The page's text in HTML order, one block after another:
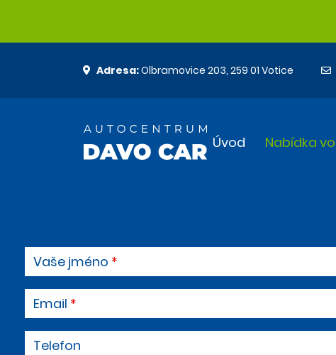
Adresa:Olbramovice 203, 259 01 Votice
Úvod Nabídka
Vaše jméno
Email
Telefon